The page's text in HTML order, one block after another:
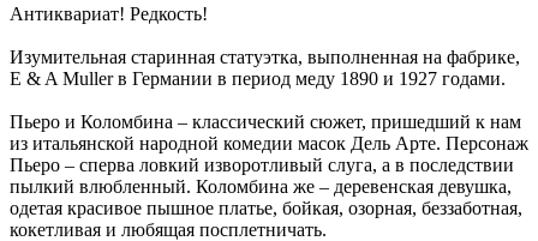
Антиквариат! Редкость!
Изумительная старинная статуэтка, выполненная на фабрике,
E & A Muller в Германии в период меду 1890 и 1927 годами.
Пьеро и Коломбина – классический сюжет, пришедший к нам
из итальянской народной комедии масок Дель Арте. Персонаж
Пьеро – сперва ловкий изворотливый слуга, а в последствии
пылкий влюбленный. Коломбина же – деревенская девушка,
одетая красивое пышное платье, бойкая, озорная, беззаботная,
кокетливая и любящая посплетничать.